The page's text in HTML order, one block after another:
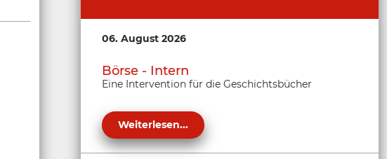
06. August 2026
Börse - Intern
Eine Intervention für die Geschichtsbücher
Weiterlesen...